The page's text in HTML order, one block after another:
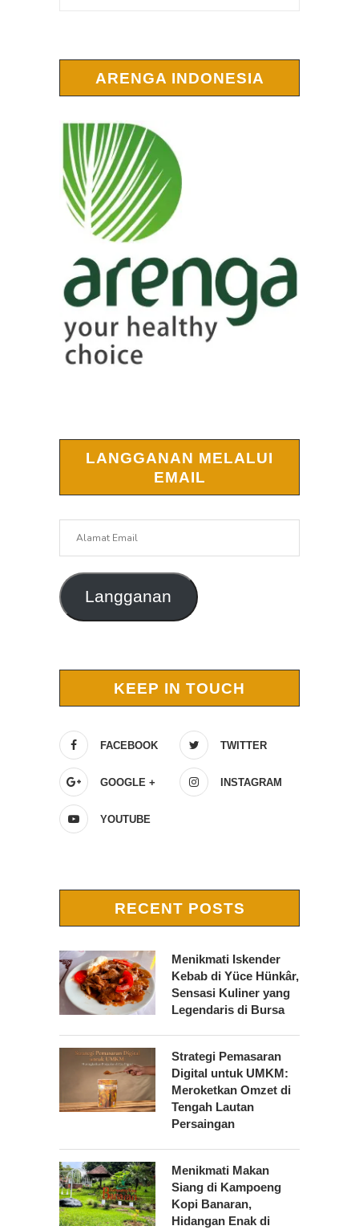
ARENGA INDONESIA
LANGGANAN MELALUI
EMAIL
Langganan
KEEP IN TOUCH
FACEBOOK TWITTER
GOOGLE + INSTAGRAM
YOUTUBE
RECENT POSTS
Menikmati Iskender
Kebab di Yüce Hünkâr,
Sensasi Kuliner yang
Legendaris di Bursa
Strategi Pemasaran
Digital untuk UMKM:
Meroketkan Omzet di
Tengah Lautan
Persaingan
Menikmati Makan
Siang di Kampoeng
Kopi Banaran,
Hidangan Enak di